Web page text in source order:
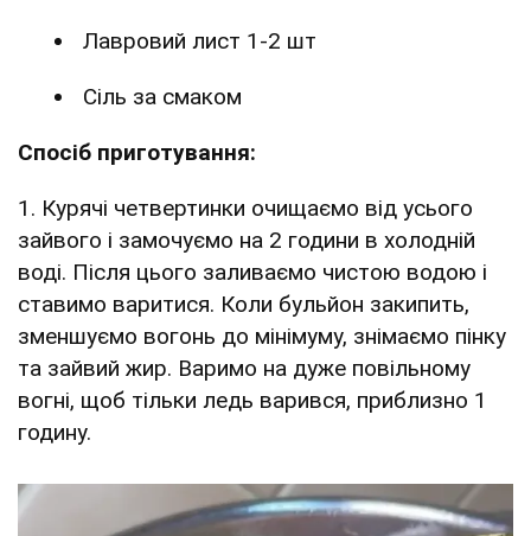
Лавровий лист 1-2 шт
Сіль за смаком
Спосіб приготування:
1. Курячі четвертинки очищаємо від усього
зайвого і замочуємо на 2 години в холодній
воді. Після цього заливаємо чистою водою і
ставимо варитися. Коли бульйон закипить,
зменшуємо вогонь до мінімуму, знімаємо пінку
та зайвий жир. Варимо на дуже повільному
вогні, щоб тільки ледь варився, приблизно 1
годину.